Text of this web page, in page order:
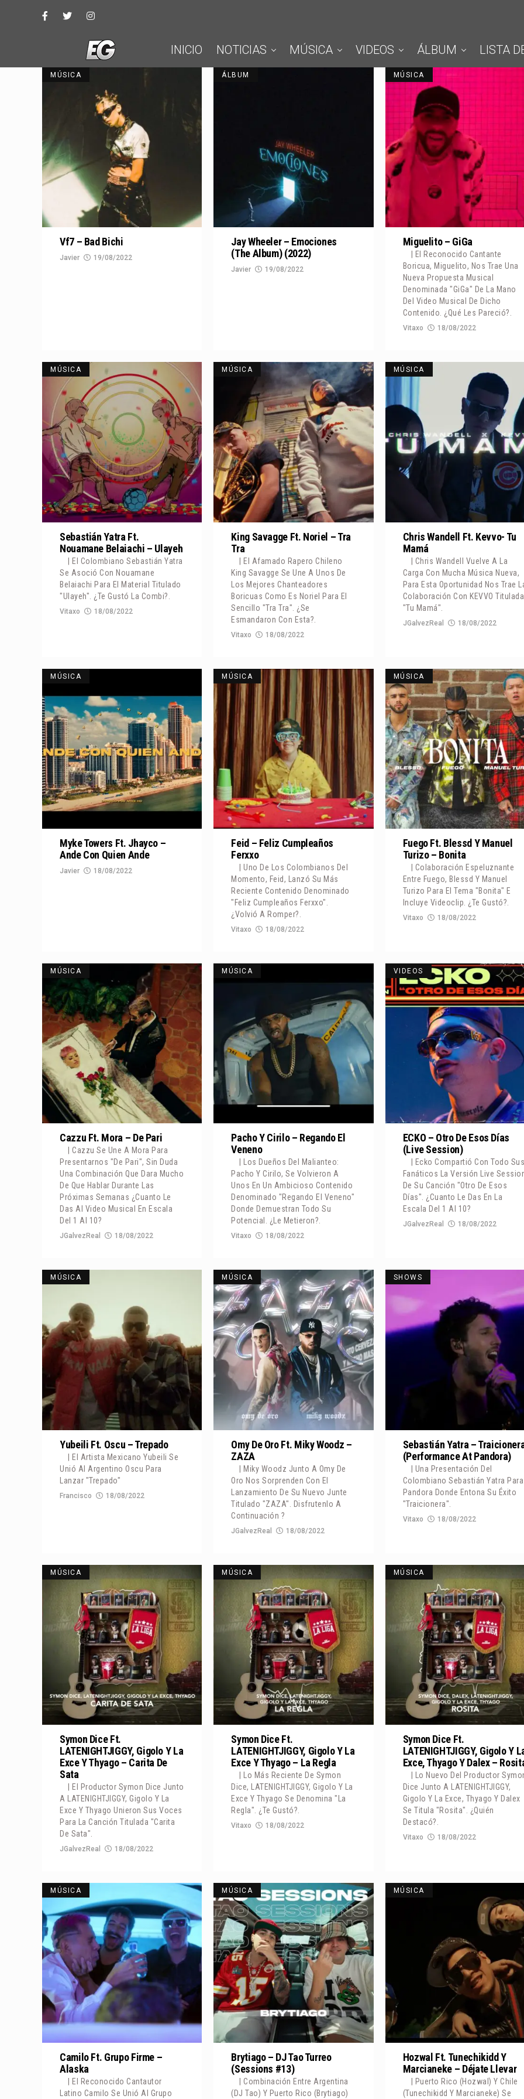
INICIO NOTICIAS MÚSICA VIDEOS ÁLBUM LISTA
MÚSICA
Vf7 – Bad Bichi
Javier 19/08/2022
ÁLBUM
Jay Wheeler – Emociones
(The Album) (2022)
Javier 19/08/2022
MÚSICA
Miguelito – GiGa
| El Reconocido Cantante
Boricua, Miguelito, Nos Trae Una
Nueva Propuesta Musical
Denominada "GiGa" De La Mano
Del Video Musical De Dicho
Contenido. ¿Qué Les Pareció?.
Vitaxo 18/08/2022
MÚSICA
Sebastián Yatra Ft.
Nouamane Belaiachi – Ulayeh
| El Colombiano Sebastián Yatra
Se Asoció Con Nouamane
Belaiachi Para El Material Titulado
"Ulayeh". ¿Te Gustó La Combi?.
Vitaxo 18/08/2022
MÚSICA
King Savagge Ft. Noriel – Tra
Tra
| El Afamado Rapero Chileno
King Savagge Se Une A Unos De
Los Mejores Chanteadores
Boricuas Como Es Noriel Para El
Sencillo "Tra Tra". ¿Se
Esmandaron Con Esta?.
Vitaxo 18/08/2022
MÚSICA
Chris Wandell Ft. Kevvo- Tu
Mamá
| Chris Wandell Vuelve A La
Carga Con Mucha Música Nueva,
Para Esta Oportunidad Nos Trae
Colaboración Con KEVVO Titulada
"Tu Mamá".
JGalvezReal 18/08/2022
MÚSICA
Myke Towers Ft. Jhayco –
Ande Con Quien Ande
Javier 18/08/2022
MÚSICA
Feid – Feliz Cumpleaños
Ferxxo
| Uno De Los Colombianos Del
Momento, Feid, Lanzó Su Más
Reciente Contenido Denominado
"Feliz Cumpleaños Ferxxo".
¿Volvió A Romper?.
Vitaxo 18/08/2022
MÚSICA
Fuego Ft. Blessd Y Manuel
Turizo – Bonita
| Colaboración Espeluznante
Entre Fuego, Blessd Y Manuel
Turizo Para El Tema "Bonita" E
Incluye Videoclip. ¿Te Gustó?.
Vitaxo 18/08/2022
MÚSICA
Cazzu Ft. Mora – De Pari
| Cazzu Se Une A Mora Para
Presentarnos "De Pari", Sin Duda
Una Combinación Que Dara Mucho
De Que Hablar Durante Las
Próximas Semanas ¿Cuanto Le
Das Al Video Musical En Escala
Del 1 Al 10?
JGalvezReal 18/08/2022
MÚSICA
Pacho Y Cirilo – Regando El
Veneno
| Los Dueños Del Malianteo:
Pacho Y Cirilo, Se Volvieron A
Unos En Un Ambicioso Contenido
Denominado "Regando El Veneno"
Donde Demuestran Todo Su
Potencial. ¿Le Metieron?.
Vitaxo 18/08/2022
VIDEOS
ECKO – Otro De Esos Días
(Live Session)
| Ecko Compartió Con Todo
Fanáticos La Versión Live
De Su Canción "Otro De Esos
Días". ¿Cuanto Le Das En La
Escala Del 1 Al 10?
JGalvezReal 18/08/2022
MÚSICA
Yubeili Ft. Oscu – Trepado
| El Artista Mexicano Yubeili Se
Unió Al Argentino Oscu Para
Lanzar "Trepado"
Francisco 18/08/2022
MÚSICA
Omy De Oro Ft. Miky Woodz –
ZAZA
| Miky Woodz Junto A Omy De
Oro Nos Sorprenden Con El
Lanzamiento De Su Nuevo Junte
Titulado "ZAZA". Disfrutenlo A
Continuación ?
JGalvezReal 18/08/2022
SHOWS
Sebastián Yatra –
(Performance At Pandora)
| Una Presentación Del
Colombiano Sebastián Yatra Para
Pandora Donde Entona Su Éxito
"Traicionera".
Vitaxo 18/08/2022
MÚSICA
Symon Dice Ft.
LATENIGHTJIGGY, Gigolo Y La
Exce Y Thyago – Carita De
Sata
| El Productor Symon Dice Junto
A LATENIGHTJIGGY, Gigolo Y La
Exce Y Thyago Unieron Sus Voces
Para La Canción Titulada "Carita
De Sata".
JGalvezReal 18/08/2022
MÚSICA
Symon Dice Ft.
LATENIGHTJIGGY, Gigolo Y La
Exce Y Thyago – La Regla
| Lo Más Reciente De Symon
Dice, LATENIGHTJIGGY, Gigolo Y La
Exce Y Thyago Se Denomina "La
Regla". ¿Te Gustó?.
Vitaxo 18/08/2022
MÚSICA
Symon Dice Ft.
LATENIGHTJIGGY, Gigolo Y
Exce, Thyago Y Dalex –
| Lo Nuevo Del Productor
Dice Junto A LATENIGHTJIGGY,
Gigolo Y La Exce, Thyago Y Dalex
Se Titula "Rosita". ¿Quién
Destacó?.
Vitaxo 18/08/2022
MÚSICA
Camilo Ft. Grupo Firme –
Alaska
| El Reconocido Cantautor
Latino Camilo Se Unió Al Grupo
MÚSICA
Brytiago – DJ Tao Turreo
(Sessions #13)
| Combinación Entre Argentina
(DJ Tao) Y Puerto Rico (Brytiago)
MÚSICA
Hozwal Ft. Tunechikidd Y
Marcianeke – Déjate Llevar
| Puerto Rico (Hozwal) Y Chile
(Tunechikidd Y Marcianeke) Se